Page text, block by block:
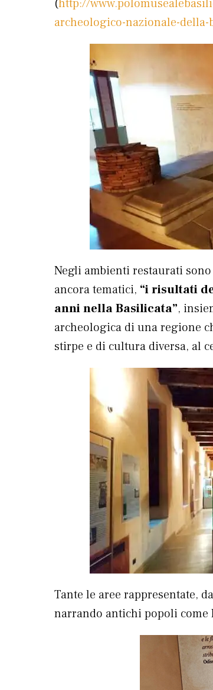
(http://
archeologico-nazionale-
Negli ambienti restaurati
ancora tematici, “i risultati
anni nella Basilicata”,
archeologica di una regione
stirpe e di cultura diversa, al
Tante le aree rappresentate,
narrando antichi popoli come